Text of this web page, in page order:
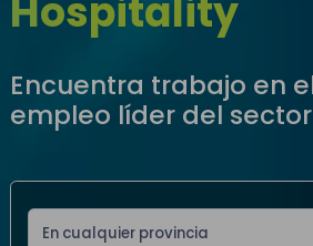
Hospitality
Encuentra trabajo en
empleo líder del sector
En cualquier provincia